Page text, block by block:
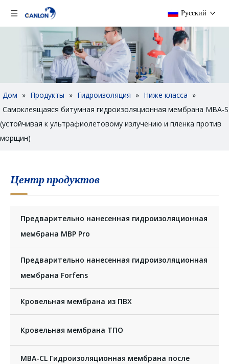
Pусский
Дом » Продукты » Гидроизоляция » Ниже класса »
Самоклеящаяся битумная гидроизоляционная мембрана MBA-S
(устойчивая к ультрафиолетовому излучению и пленка против
морщин)
Центр продуктов
Предварительно нанесенная гидроизоляционная
мембрана MBP Pro
Предварительно нанесенная гидроизоляционная
мембрана Forfens
Кровельная мембрана из ПВХ
Кровельная мембрана ТПО
MBA-CL Гидроизоляционная мембрана после